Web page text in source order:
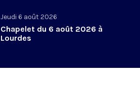
Jeudi 6 août 2026
Chapelet du 6 août 2026 à
Lourdes